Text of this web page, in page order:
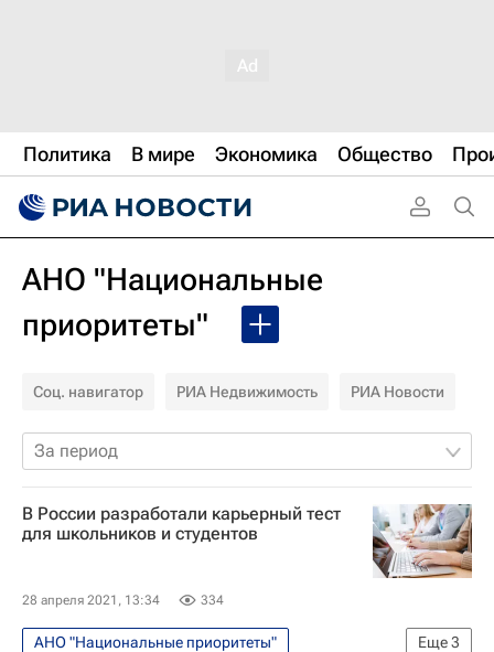
Политика В мире Экономика Общество
АНО "Национальные
приоритеты"
Соц. навигатор РИА Недвижимость РИА Новости
За период
В России разработали карьерный тест
для школьников и студентов
28 апреля 2021, 13:34 334
Еще3
АНО "Национальные приоритеты"